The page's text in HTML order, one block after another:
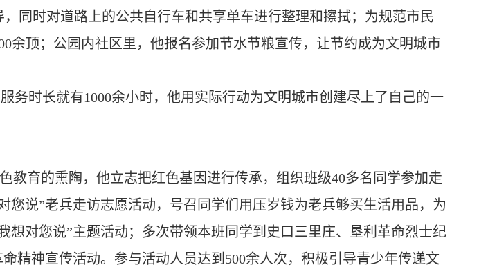
同时对道路上的公共自行车和共享单车进行整理和擦拭；为规范市民
余顶；公园内社区里，他报名参加节水节粮宣传，让节约成为文明城市
务时长就有1000余小时，他用实际行动为文明城市创建尽上了自己的一
教育的熏陶，他立志把红色基因进行传承，组织班级40多名同学参加走
说”老兵走访志愿活动，号召同学们用压岁钱为老兵够买生活用品，为
想对您说”主题活动；多次带领本班同学到史口三里庄、垦利革命烈士纪
精神宣传活动。参与活动人员达到500余人次，积极引导青少年传递文